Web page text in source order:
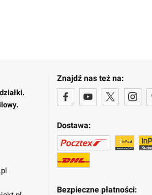
Znajdź nas też na:
Dostawa:
Bezpieczne płatności: